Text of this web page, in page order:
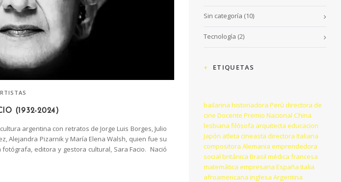
(1932-2024)
argentina con retratos de Jorge Luis Borges, Julio
Alejandra Pizarnik y María Elena Walsh, quien fue su
editora y gestora cultural, Sara Facio. Nació
Sin categoría (10)
Tecnología (2)
ETIQUETAS
bailarina historiadora Perú directora de
cine Docente Premio Nacional China
lesbiana filósofa arquitecta educacion
Japón atleta cineasta directora Italiana
compositora Alemania emprendedora
social británica Brasil médica francesa
matemática empresaria España Italia
afroamericana inglesa Argentina